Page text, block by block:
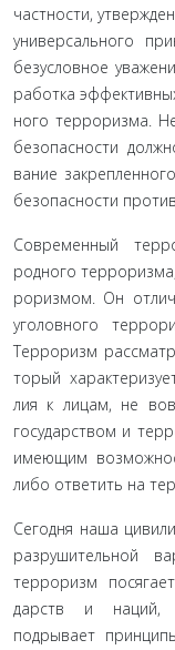
частности,
универсального
безусловное
работка
ного терроризма.
безопасности
вание
безопасности
Современный
родного
роризмом. Он
уголовного
Терроризм
торый
лия к лицам, не
государством и
имеющим
либо ответить на
Сегодня наша
разрушительной
терроризм
дарств и наций,
подрывает